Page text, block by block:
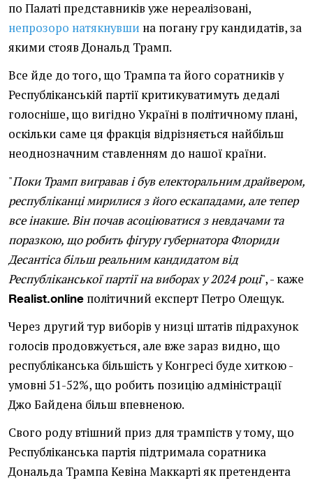
по Палаті представників уже нереалізовані,
непрозоро натякнувши на погану гру кандидатів, за
якими стояв Дональд Трамп.
Все йде до того, що Трампа та його соратників у
Республіканській партії критикуватимуть дедалі
голосніше, що вигідно Україні в політичному плані,
оскільки саме ця фракція відрізняється найбільш
неоднозначним ставленням до нашої країни.
"Поки Трамп вигравав і був електоральним драйвером,
республіканці мирилися з його ескападами, але тепер
все інакше. Він почав асоціюватися з невдачами та
поразкою, що робить фігуру губернатора Флориди
Десантіса більш реальним кандидатом від
Республіканської партії на виборах у 2024 році", - каже
Realist.online політичний експерт Петро Олещук.
Через другий тур виборів у низці штатів підрахунок
голосів продовжується, але вже зараз видно, що
республіканська більшість у Конгресі буде хиткою -
умовні 51-52%, що робить позицію адміністрації
Джо Байдена більш впевненою.
Свого роду втішний приз для трампіств у тому, що
Республіканська партія підтримала соратника
Дональда Трампа Кевіна Маккарті як претендента